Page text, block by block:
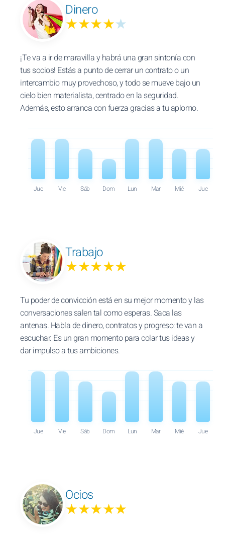
Dinero
★★★★★
¡Te va a ir de maravilla y habrá una gran sintonía con
tus socios! Estás a punto de cerrar un contrato o un
intercambio muy provechoso, y todo se mueve bajo un
cielo bien materialista, centrado en la seguridad.
Además, esto arranca con fuerza gracias a tu aplomo.
Jue Vie Sáb Dom Lun Mar Mié Jue
Trabajo
★★★★★
Tu poder de convicción está en su mejor momento y las
conversaciones salen tal como esperas. Saca las
antenas. Habla de dinero, contratos y progreso: te van a
escuchar. Es un gran momento para colar tus ideas y
dar impulso a tus ambiciones.
Jue Vie Sáb Dom Lun Mar Mié Jue
Ocios
★★★★★